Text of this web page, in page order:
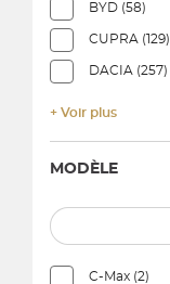
BYD (58)
CUPRA (129)
DACIA (257)
+ Voir plus
MODÈLE
C-Max (2)